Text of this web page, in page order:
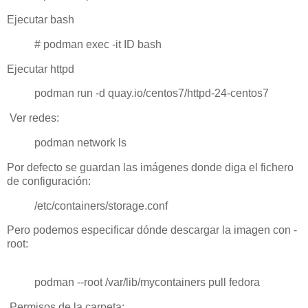
Ejecutar bash
# podman exec -it ID bash
Ejecutar httpd
podman run -d quay.io/centos7/httpd-24-centos7
Ver redes:
podman network ls
Por defecto se guardan las imágenes donde diga el fichero
de configuración:
/etc/containers/storage.conf
Pero podemos especificar dónde descargar la imagen con -
root:
podman --root /var/lib/mycontainers pull fedora